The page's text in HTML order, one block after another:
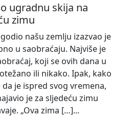
ugradnu skija na
zimu
našu zemlju izazvao je
u saobraćaju. Najviše je
koji se ovih dana u
ili nikako. Ipak, kako
je ispred svog vremena,
je za sljedeću zimu
„Ova zima […]...